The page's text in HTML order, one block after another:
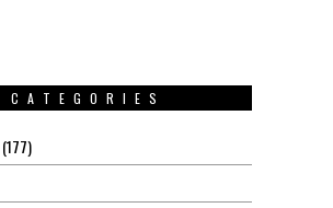
CATEGORIES
(177)